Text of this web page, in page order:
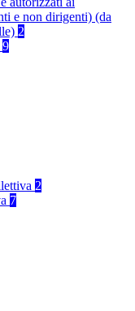
e non dirigenti) (da
2
9
2
7